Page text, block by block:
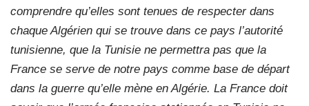
comprendre qu’elles sont tenues de respecter dans
chaque Algérien qui se trouve dans ce pays l’autorité
tunisienne, que la Tunisie ne permettra pas que la
France se serve de notre pays comme base de départ
dans la guerre qu’elle mène en Algérie. La France doit